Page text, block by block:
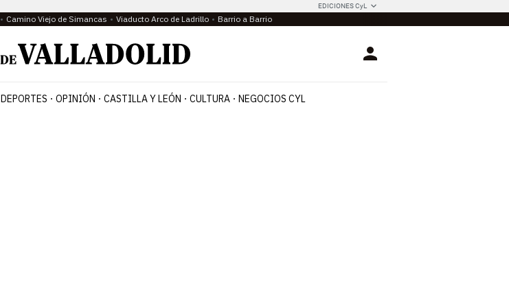
EDICIONES CyL
Camino Viejo de Simancas Viaducto Arco de Ladrillo Barrio a Barrio
Login
DEPORTES OPINIÓN CASTILLA Y LEÓN CULTURA NEGOCIOS CYL